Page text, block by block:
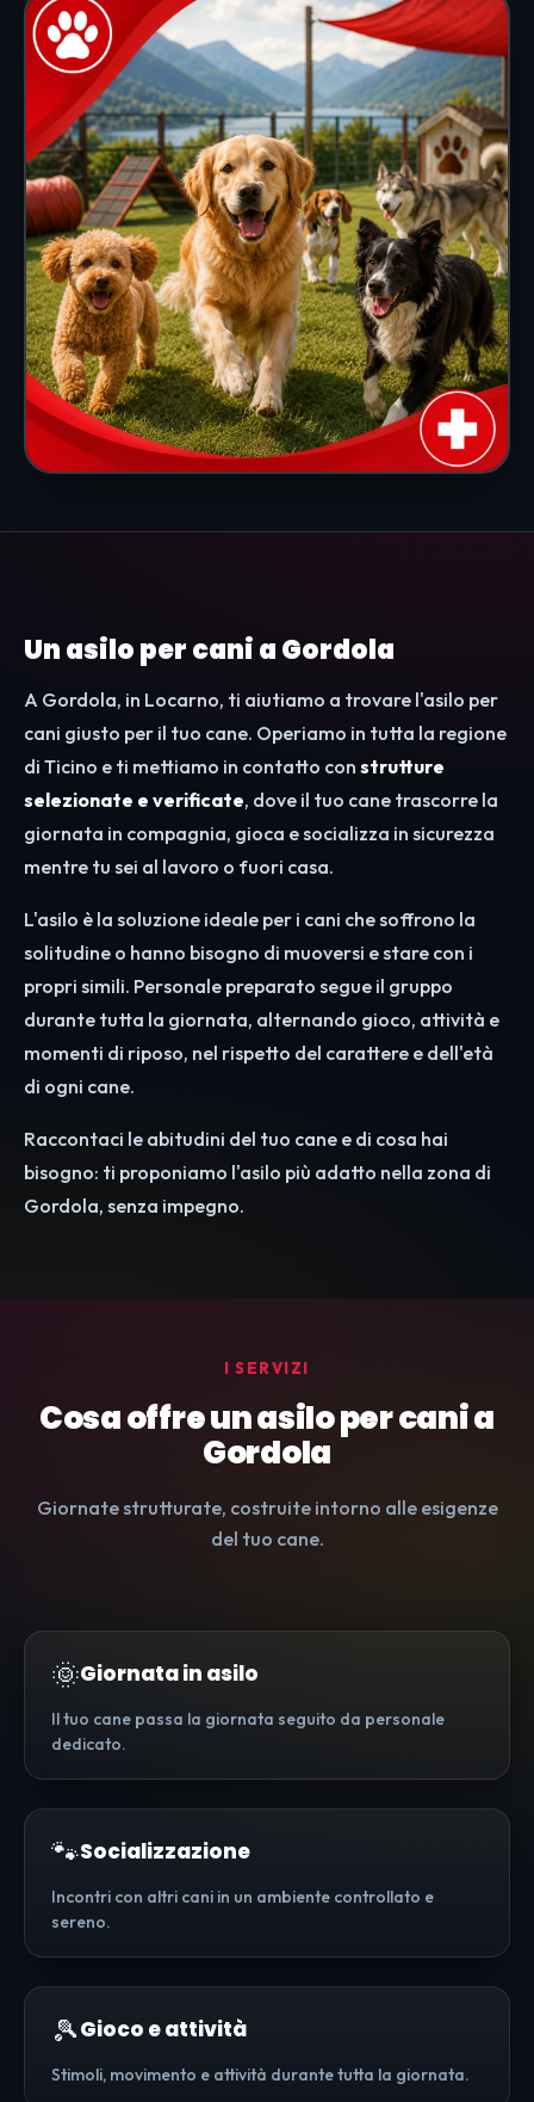
Un asilo per cani a Gordola
A Gordola, in Locarno, ti aiutiamo a trovare l'asilo per
cani giusto per il tuo cane. Operiamo in tutta la regione
di Ticino e ti mettiamo in contatto con strutture
selezionate e verificate, dove il tuo cane trascorre la
giornata in compagnia, gioca e socializza in sicurezza
mentre tu sei al lavoro o fuori casa.
L'asilo è la soluzione ideale per i cani che soffrono la
solitudine o hanno bisogno di muoversi e stare con i
propri simili. Personale preparato segue il gruppo
durante tutta la giornata, alternando gioco, attività e
momenti di riposo, nel rispetto del carattere e dell'età
di ogni cane.
Raccontaci le abitudini del tuo cane e di cosa hai
bisogno: ti proponiamo l'asilo più adatto nella zona di
Gordola, senza impegno.
I SERVIZI
Cosa offre un asilo per cani a
Gordola
Giornate strutturate, costruite intorno alle esigenze
del tuo cane.
🌞Giornata in asilo
Il tuo cane passa la giornata seguito da personale
dedicato.
🐾Socializzazione
Incontri con altri cani in un ambiente controllato e
sereno.
🎾Gioco e attività
Stimoli, movimento e attività durante tutta la giornata.